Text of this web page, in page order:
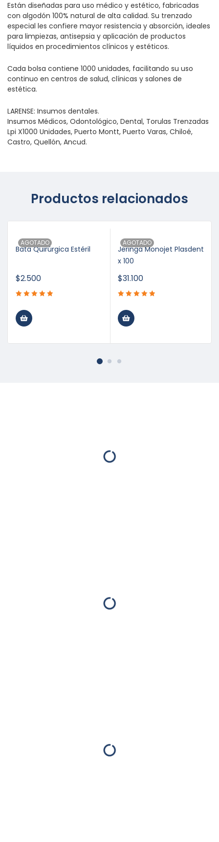
Están diseñadas para uso médico y estético, fabricadas
con algodón 100% natural de alta calidad. Su trenzado
especial les confiere mayor resistencia y absorción, ideales
para limpiezas, antisepsia y aplicación de productos
líquidos en procedimientos clínicos y estéticos.
Cada bolsa contiene 1000 unidades, facilitando su uso
continuo en centros de salud, clínicas y salones de
estética.
LARENSE: Insumos dentales.
Insumos Médicos, Odontológico, Dental, Torulas Trenzadas
Lpi X1000 Unidades, Puerto Montt, Puerto Varas, Chiloé,
Castro, Quellón, Ancud.
Productos relacionados
AGOTADO
Bata Quirúrgica Estéril
$2.500
AGOTADO
Jeringa Monojet Plasdent
x 100
$31.100